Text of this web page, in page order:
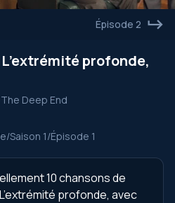
Épisode 2
profonde,
The Deep End
/Saison 1/Épisode 1
10 chansons de
profonde, avec